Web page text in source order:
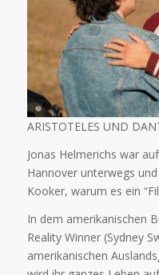
ARISTOTELES UND
Jonas Helmerichs war
Hannover unterwegs
Kooker, warum es ein
In dem amerikanischen
Reality Winner (Sydney
amerikanischen